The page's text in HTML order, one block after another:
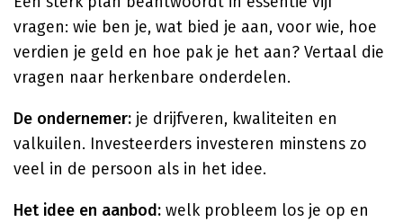
vragen: wie ben je, wat bied je aan, voor wie, hoe
verdien je geld en hoe pak je het aan? Vertaal die
vragen naar herkenbare onderdelen.
De ondernemer: je drijfveren, kwaliteiten en
valkuilen. Investeerders investeren minstens zo
veel in de persoon als in het idee.
Het idee en aanbod: welk probleem los je op en